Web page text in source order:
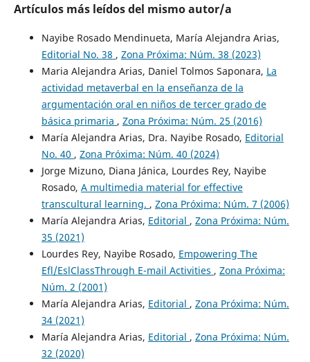
Artículos más leídos del mismo autor/a
Nayibe Rosado Mendinueta, María Alejandra Arias,
Editorial No. 38 , Zona Próxima: Núm. 38 (2023)
Maria Alejandra Arias, Daniel Tolmos Saponara, La
actividad metaverbal en la enseñanza de la
argumentación oral en niños de tercer grado de
básica primaria , Zona Próxima: Núm. 25 (2016)
María Alejandra Arias, Dra. Nayibe Rosado, Editorial
No. 40 , Zona Próxima: Núm. 40 (2024)
Jorge Mizuno, Diana Jánica, Lourdes Rey, Nayibe
Rosado, A multimedia material for effective
transcultural learning. , Zona Próxima: Núm. 7 (2006)
María Alejandra Arias, Editorial , Zona Próxima: Núm.
35 (2021)
Lourdes Rey, Nayibe Rosado, Empowering The
Efl/EslClassThrough E-mail Activities , Zona Próxima:
Núm. 2 (2001)
María Alejandra Arias, Editorial , Zona Próxima: Núm.
34 (2021)
María Alejandra Arias, Editorial , Zona Próxima: Núm.
32 (2020)